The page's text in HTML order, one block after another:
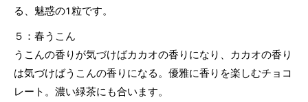
る、魅惑の1粒です。
５：春うこん
うこんの香りが気づけばカカオの香りになり、カカオの香り
は気づけばうこんの香りになる。優雅に香りを楽しむチョコ
レート。濃い緑茶にも合います。